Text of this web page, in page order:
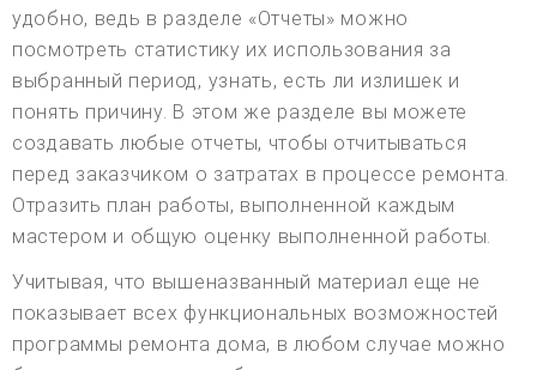
удобно, ведь в разделе «Отчеты» можно
посмотреть статистику их использования за
выбранный период, узнать, есть ли излишек и
понять причину. В этом же разделе вы можете
создавать любые отчеты, чтобы отчитываться
перед заказчиком о затратах в процессе ремонта.
Отразить план работы, выполненной каждым
мастером и общую оценку выполненной работы.
Учитывая, что вышеназванный материал еще не
показывает всех функциональных возможностей
программы ремонта дома, в любом случае можно